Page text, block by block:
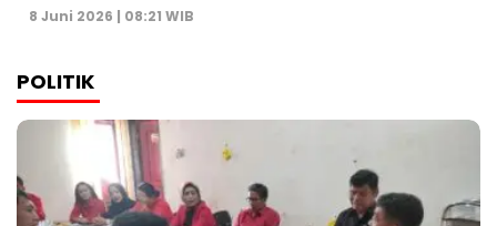
8 Juni 2026 | 08:21 WIB
POLITIK